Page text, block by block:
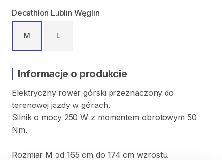
Decathlon Lublin Węglin
M L
Informacje o produkcie
Elektryczny rower górski przeznaczony do
terenowej jazdy w górach.
Silnik o mocy 250 W z momentem obrotowym 50
Nm.
Rozmiar M od 165 cm do 174 cm wzrostu.